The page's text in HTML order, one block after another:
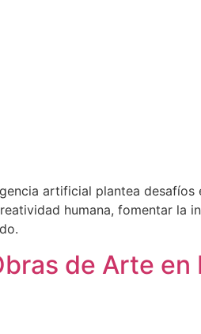
artificial plantea
humana, fomentar
de Arte